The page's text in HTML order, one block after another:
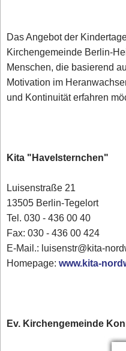
Das Angebot der
Kirchengemeinde Berlin-
Menschen, die basierend
Motivation im
und Kontinuität erfahren
Kita "Havelsternchen"
Luisenstraße 21
13505 Berlin-Tegelort
Tel. 030 - 436 00 40
Fax: 030 - 436 00 424
E-Mail.: luisenstr@kita-
Homepage:www.kita-
Ev. Kirchengemeinde